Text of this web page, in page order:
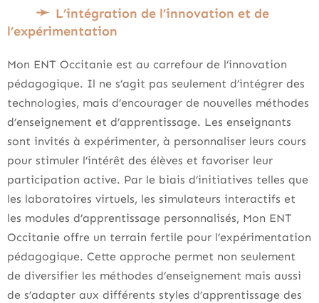
L’intégration de l’innovation et de
l’expérimentation
Mon ENT Occitanie est au carrefour de l’innovation
pédagogique. Il ne s’agit pas seulement d’intégrer des
technologies, mais d’encourager de nouvelles méthodes
d’enseignement et d’apprentissage. Les enseignants
sont invités à expérimenter, à personnaliser leurs cours
pour stimuler l’intérêt des élèves et favoriser leur
participation active. Par le biais d’initiatives telles que
les laboratoires virtuels, les simulateurs interactifs et
les modules d’apprentissage personnalisés, Mon ENT
Occitanie offre un terrain fertile pour l’expérimentation
pédagogique. Cette approche permet non seulement
de diversifier les méthodes d’enseignement mais aussi
de s’adapter aux différents styles d’apprentissage des